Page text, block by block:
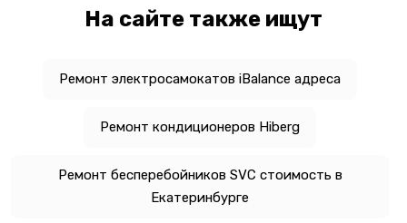
На сайте также ищут
Ремонт электросамокатов iBalance адреса
Ремонт кондиционеров Hiberg
Ремонт бесперебойников SVC стоимость в
Екатеринбурге